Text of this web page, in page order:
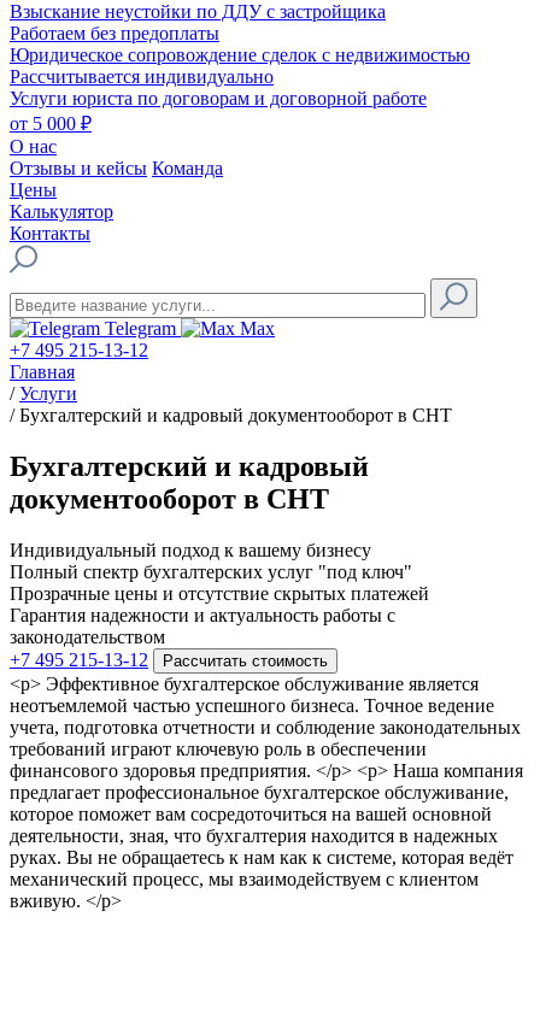
Взыскание неустойки по ДДУ с застройщика
Работаем без предоплаты
Юридическое сопровождение сделок с недвижимостью
Рассчитывается индивидуально
Услуги юриста по договорам и договорной работе
от 5 000 ₽
О нас
Отзывы и кейсы Команда
Цены
Калькулятор
Контакты
Telegram
Max
+7 495 215-13-12
Главная
/ Услуги
/ Бухгалтерский и кадровый документооборот в СНТ
Бухгалтерский и кадровый
документооборот в СНТ
Индивидуальный подход к вашему бизнесу
Полный спектр бухгалтерских услуг "под ключ"
Прозрачные цены и отсутствие скрытых платежей
Гарантия надежности и актуальность работы с
законодательством
+7 495 215-13-12
Рассчитать стоимость
<p> Эффективное бухгалтерское обслуживание является
неотъемлемой частью успешного бизнеса. Точное ведение
учета, подготовка отчетности и соблюдение законодательных
требований играют ключевую роль в обеспечении
финансового здоровья предприятия. </p> <p> Наша компания
предлагает профессиональное бухгалтерское обслуживание,
которое поможет вам сосредоточиться на вашей основной
деятельности, зная, что бухгалтерия находится в надежных
руках. Вы не обращаетесь к нам как к системе, которая ведёт
механический процесс, мы взаимодействуем с клиентом
вживую. </p>